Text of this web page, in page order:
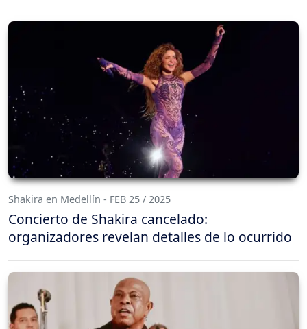
Shakira en Medellín - FEB 25 / 2025
Concierto de Shakira cancelado:
organizadores revelan detalles de lo ocurrido